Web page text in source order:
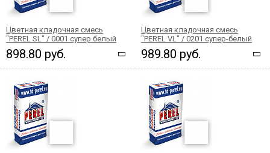
Цветная кладочная смесь
"PEREL SL" / 0001 супер белый
898.80 руб.
Цветная кладочная смесь
"PEREL VL" / 0201 супер-белый
989.80 руб.